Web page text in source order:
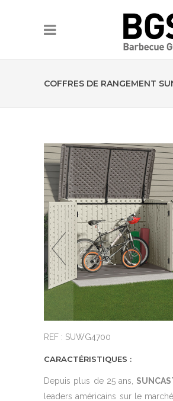
COFFRES DE RANGEMENT
REF : SUWG4700
CARACTÉRISTIQUES :
Depuis plus de 25 ans,
leaders américains sur le